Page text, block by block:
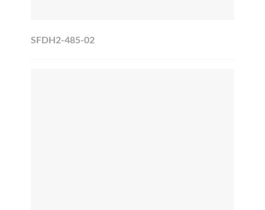
SFDH2-485-02